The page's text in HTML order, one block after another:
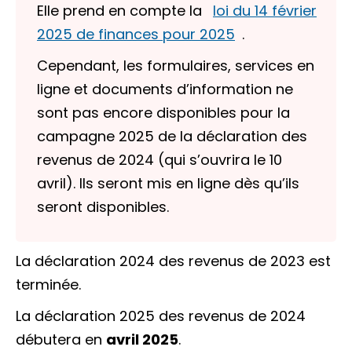
Elle prend en compte la
loi du 14 février
2025 de finances pour 2025 .
Cependant, les formulaires, services en
ligne et documents d’information ne
sont pas encore disponibles pour la
campagne 2025 de la déclaration des
revenus de 2024 (qui s’ouvrira le 10
avril). Ils seront mis en ligne dès qu’ils
seront disponibles.
La déclaration 2024 des revenus de 2023 est
terminée.
La déclaration 2025 des revenus de 2024
débutera en avril 2025.